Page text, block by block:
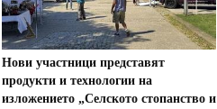
Нови участници представят
продукти и технологии на
изложението „Селското стопанство и